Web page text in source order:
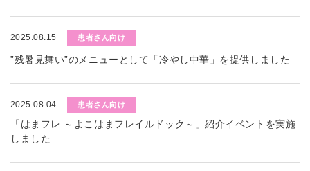
2025.08.15 患者さん向け
”残暑見舞い”のメニューとして「冷やし中華」を提供しました
2025.08.04 患者さん向け
「はまフレ ～よこはまフレイルドック～」紹介イベントを実施
しました